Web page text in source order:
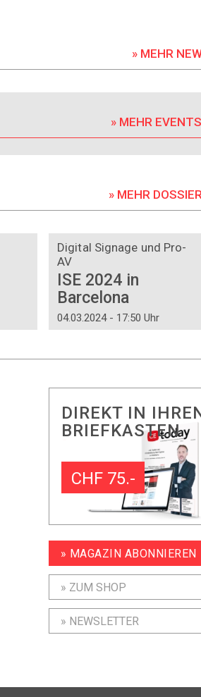
» MEHR
» MEHR
» MEHR
Digital Signage und Pro-
AV
ISE 2024 in
Barcelona
04.03.2024 - 17:50 Uhr
DIREKT IN
BRIEFKASTEN
CHF 75.-
» MAGAZIN ABONNIEREN
» ZUM SHOP
» NEWSLETTER